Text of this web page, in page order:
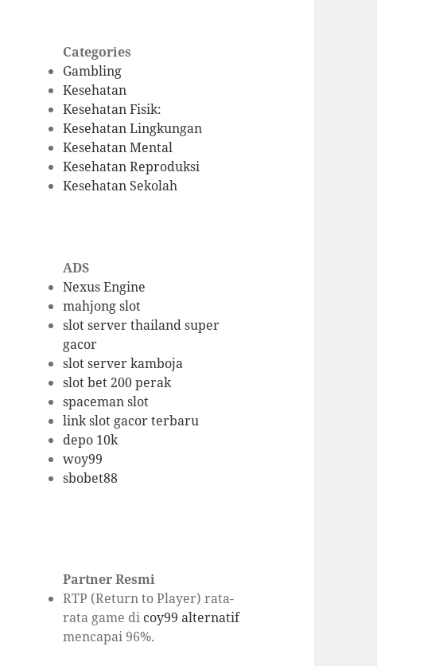
Categories
Gambling
Kesehatan
Kesehatan Fisik:
Kesehatan Lingkungan
Kesehatan Mental
Kesehatan Reproduksi
Kesehatan Sekolah
ADS
Nexus Engine
mahjong slot
slot server thailand super
gacor
slot server kamboja
slot bet 200 perak
spaceman slot
link slot gacor terbaru
depo 10k
woy99
sbobet88
Partner Resmi
RTP (Return to Player) rata-
rata game di coy99 alternatif
mencapai 96%.